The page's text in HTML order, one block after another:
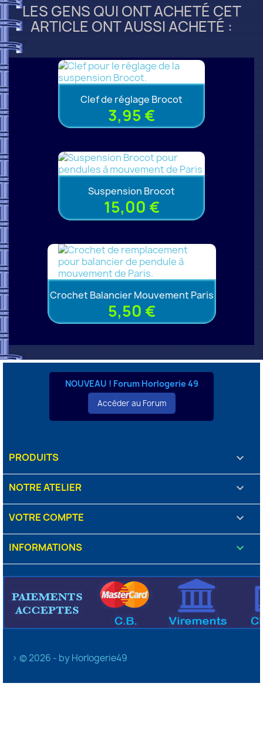
LES GENS QUI ONT ACHETÉ CET
ARTICLE ONT AUSSI ACHETÉ :
Clef de réglage Brocot
3,95 €
Suspension Brocot
15,00 €
Crochet Balancier Mouvement Paris
5,50 €
NOUVEAU ! Forum Horlogerie 49
Accéder au Forum
PRODUITS 
NOTRE ATELIER 
VOTRE COMPTE 
INFORMATIONS keyboard_arrow_down
> © 2026 - by Horlogerie49